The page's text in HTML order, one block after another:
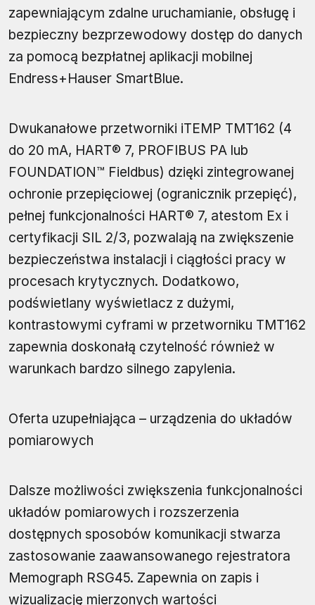
zapewniającym zdalne uruchamianie, obsługę i
bezpieczny bezprzewodowy dostęp do danych
za pomocą bezpłatnej aplikacji mobilnej
Endress+Hauser SmartBlue.
Dwukanałowe przetworniki iTEMP TMT162 (4
do 20 mA, HART® 7, PROFIBUS PA lub
FOUNDATION™ Fieldbus) dzięki zintegrowanej
ochronie przepięciowej (ogranicznik przepięć),
pełnej funkcjonalności HART® 7, atestom Ex i
certyfikacji SIL 2/3, pozwalają na zwiększenie
bezpieczeństwa instalacji i ciągłości pracy w
procesach krytycznych. Dodatkowo,
podświetlany wyświetlacz z dużymi,
kontrastowymi cyframi w przetworniku TMT162
zapewnia doskonałą czytelność również w
warunkach bardzo silnego zapylenia.
Oferta uzupełniająca – urządzenia do układów
pomiarowych
Dalsze możliwości zwiększenia funkcjonalności
układów pomiarowych i rozszerzenia
dostępnych sposobów komunikacji stwarza
zastosowanie zaawansowanego rejestratora
Memograph RSG45. Zapewnia on zapis i
wizualizację mierzonych wartości